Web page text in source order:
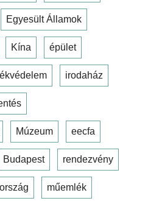
Egyesült Államok
Kína épület
irodaház
Múzeum eecfa
Budapest rendezvény
műemlék